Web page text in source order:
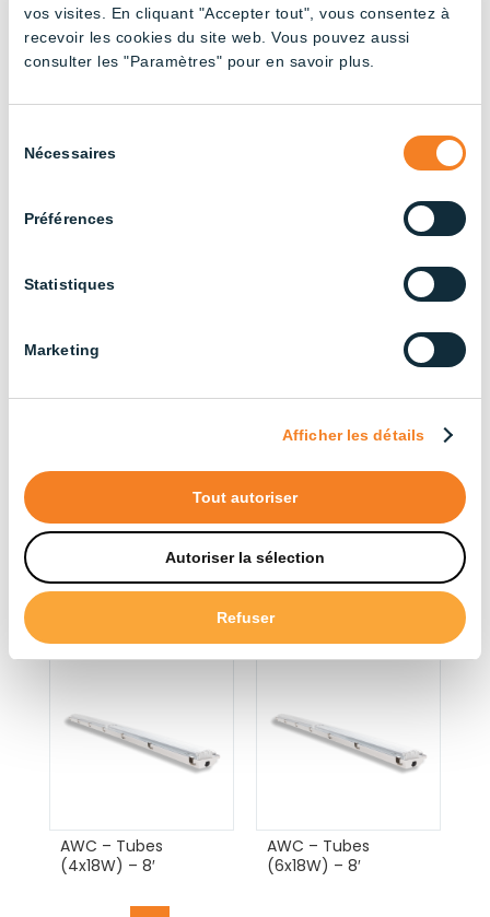
vos visites. En cliquant "Accepter tout", vous consentez à
recevoir les cookies du site web. Vous pouvez aussi
consulter les "Paramètres" pour en savoir plus.
duNécessaires
Préférences
Statistiques
Marketing
Afficher les détails
Tout autoriser
Autoriser la sélection
Refuser
Tubes (6x20W) – 8′
board(1x46W) – 4′
AWC – Power
board(2x46W) – 4′
board(2x46W) – 8′
board(4x46W) 8′
AWC – Tubes
(3x18W) – 4′
AWC – Tubes
(4x18W) – 8′
AWC – Tubes
(6x18W) – 8′